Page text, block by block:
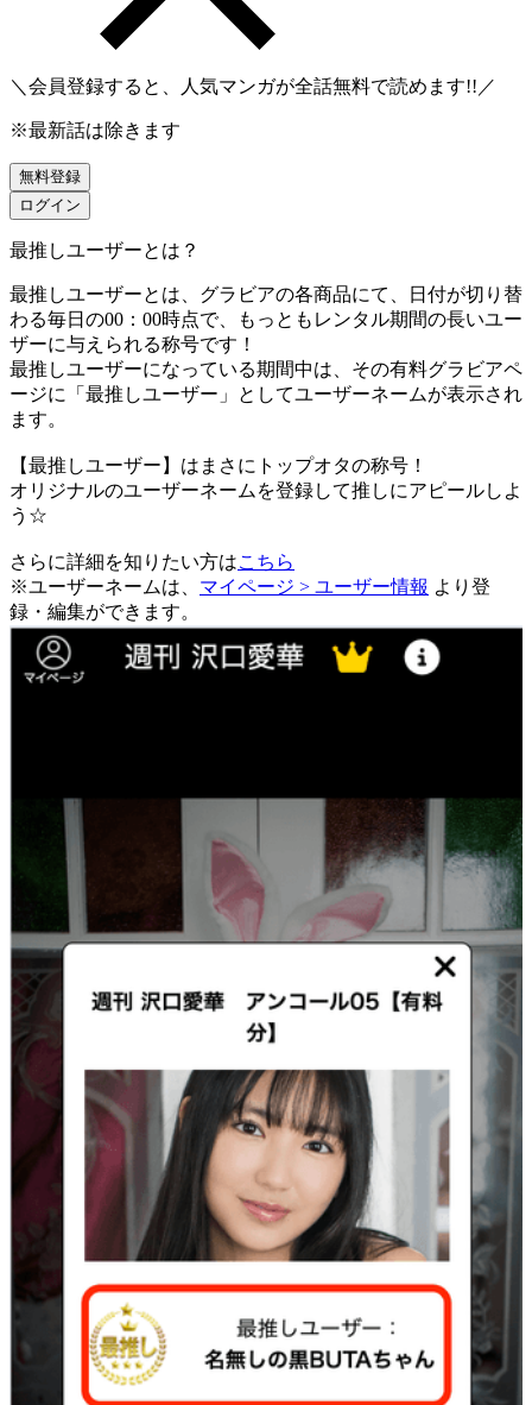
＼会員登録すると、人気マンガが全話無料で読めます!!／
※最新話は除きます
無料登録
ログイン
最推しユーザーとは？
最推しユーザーとは、グラビアの各商品にて、日付が切り替
わる毎日の00：00時点で、
もっともレンタル期間の長いユー
ザーに与えられる称号です！
最推しユーザーになっている期間中は、 その有料グラビアペ
ージに「最推しユーザー」としてユーザーネームが表示され
ます。
【最推しユーザー】はまさにトップオタの称号！
オリジナルのユーザーネームを登録して推しにアピールしよ
う☆
さらに詳細を知りたい方はこちら
※ユーザーネームは、 マイページ > ユーザー情報 より登
録・編集ができます。